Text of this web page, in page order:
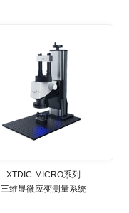
XTDIC-MICRO系列
三维显微应变测量系统